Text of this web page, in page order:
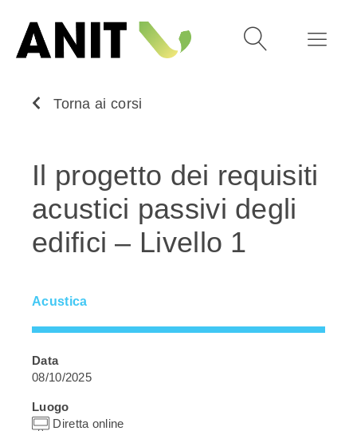
Torna ai corsi
Il progetto dei requisiti
acustici passivi degli
edifici – Livello 1
Acustica
Data
08/10/2025
Luogo
Diretta online